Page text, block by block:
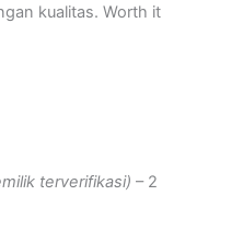
kualitas. Worth it
terverifikasi) – 2